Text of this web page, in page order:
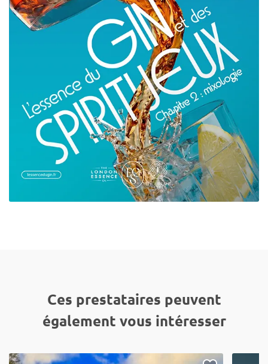
Ces prestataires peuvent
également vous intéresser